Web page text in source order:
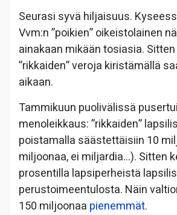
Seurasi syvä hiljaisuus.
Vvm:n ”poikien” oikeistolainen
ainakaan mikään tosiasia.
”rikkaiden” veroja kiristämällä
aikaan.
Tammikuun puolivälissä
menoleikkaus: ”rikkaiden”
poistamalla säästettäisiin 10
miljoonaa, ei miljardia…). Sitten
prosentilla lapsiperheistä
perustoimeentulosta. Näin
150 miljoonaa pienemmät.